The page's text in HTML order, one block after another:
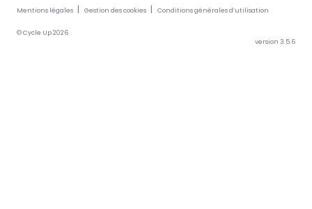
Mentions légales Gestion des cookies Conditions générales d’utilisation
© Cycle Up 2026
version 3.5.6